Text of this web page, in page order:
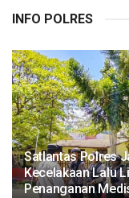
INFO POLRES
Satlantas Polres
Kecelakaan Lalu
Penanganan